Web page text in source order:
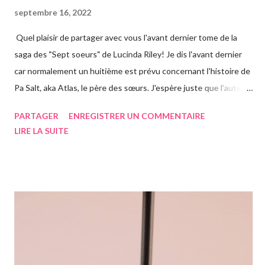
septembre 16, 2022
Quel plaisir de partager avec vous l'avant dernier tome de la
saga des "Sept soeurs" de Lucinda Riley! Je dis l'avant dernier
car normalement un huitième est prévu concernant l'histoire de
Pa Salt, aka Atlas, le père des sœurs. J'espère juste que l'auteur
Chose que j'ai d'ailleurs apprise en commençant le roman, ça m'a
rapidement, un vieil homme de plus de quatre-vingts-ans a
adopté six filles, issues de ses voyages qu'il élève à Genève en
également par Marina, appelée Ma, leur gouvernante/nounou
PARTAGER
ENREGISTRER UN COMMENTAIRE
LIRE LA SUITE